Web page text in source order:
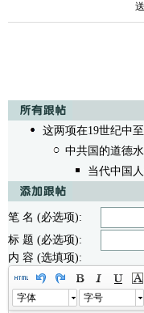
这两项在19世纪中
中共国的道德
当代中国
笔 名 (必选项):
标 题 (必选项):
内 容 (选填项):
字体 字号